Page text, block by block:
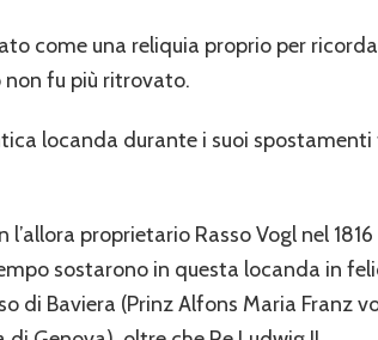
come una reliquia proprio per
non fu più ritrovato.
locanda durante i suoi
proprietario Rasso Vogl nel
sostarono in questa locanda in
di Baviera (Prinz Alfons Maria Franz